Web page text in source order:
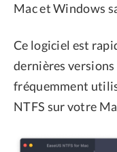
Mac et Windows
Ce logiciel est
dernières versions
fréquemment
NTFS sur votre